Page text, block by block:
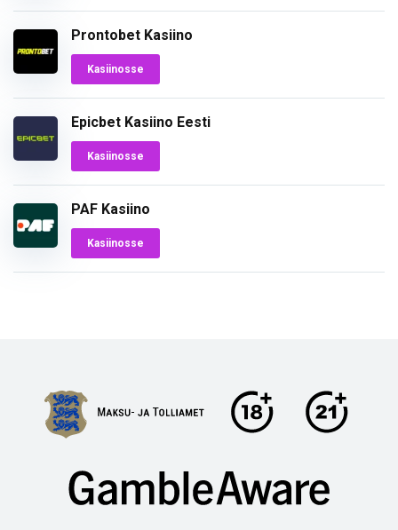
Prontobet Kasiino
Kasiinosse
Epicbet Kasiino Eesti
Kasiinosse
PAF Kasiino
Kasiinosse